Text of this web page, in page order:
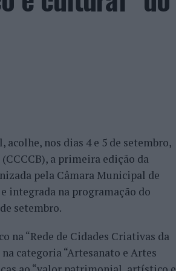
após as entradas diretas de
as melhores campanhas da
um dos resultados mais
Botic van de Zandschulp,
pelo italiano Luciano
principal, iniciou a participação
num encontro disputado em três
nos dias 4 e 5 de setembro,
a primeira edição da
pela Câmara Municipal de
integrada na programação do
setembro.
na “Rede de Cidades Criativas da
categoria “Artesanato e Artes